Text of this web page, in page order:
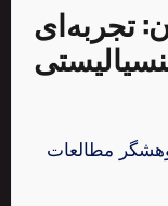
تجربه‌ای
مطالعات